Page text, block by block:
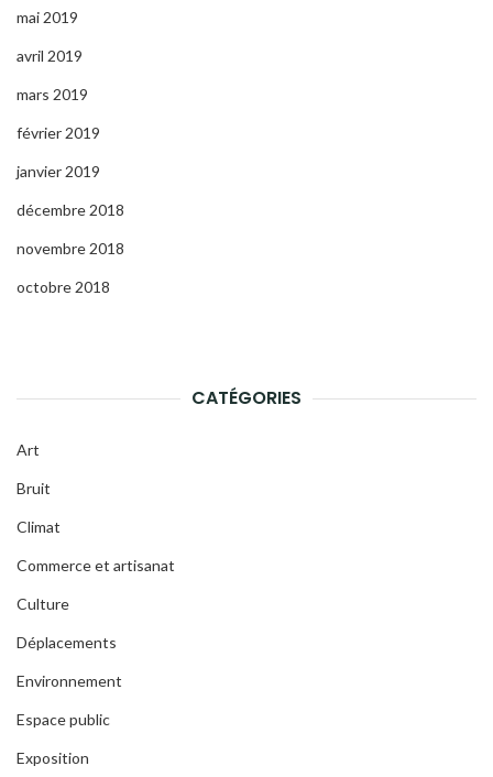
mai 2019
avril 2019
mars 2019
février 2019
janvier 2019
décembre 2018
novembre 2018
octobre 2018
CATÉGORIES
Art
Bruit
Climat
Commerce et artisanat
Culture
Déplacements
Environnement
Espace public
Exposition